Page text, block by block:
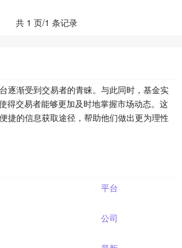
共 1 页/1 条记录
逐渐受到交易者的青睐。与此同时，基金实
得交易者能够更加及时地掌握市场动态。这
捷的信息获取途径，帮助他们做出更为理性
平台
公司